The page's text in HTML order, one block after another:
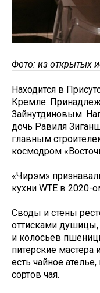
Фото: из открытых
Находится в
Кремле.
Зайнутдиновым.
дочь Равиля
главным
космодром
«Чирэм»
кухни WTE в 2020-
Своды и стены
оттисками
и колосьев
питерские
есть чайное
сортов чая.